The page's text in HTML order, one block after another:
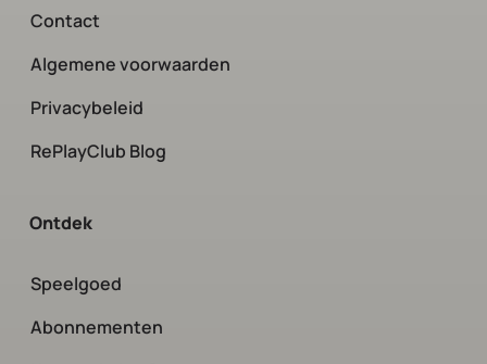
Contact
Algemene voorwaarden
Privacybeleid
RePlayClub Blog
Ontdek
Speelgoed
Abonnementen